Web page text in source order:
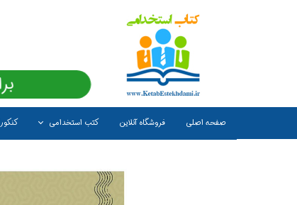
صفحه اصلی فروشگاه آنلاین کتب استخدامی